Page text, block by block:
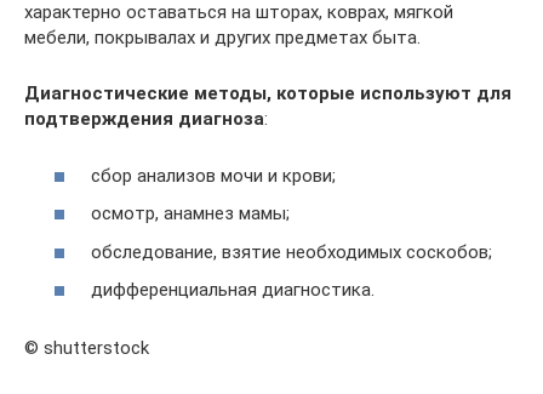
характерно оставаться на шторах, коврах, мягкой
мебели, покрывалах и других предметах быта.
Диагностические методы, которые используют для
подтверждения диагноза:
сбор анализов мочи и крови;
осмотр, анамнез мамы;
обследование, взятие необходимых соскобов;
дифференциальная диагностика.
© shutterstock